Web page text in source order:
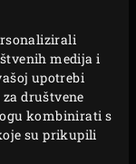
medija i
upotrebi
društvene
kombinirati s
su prikupili
tada bi Large
svega, to je
koja nudi,
prije nego li